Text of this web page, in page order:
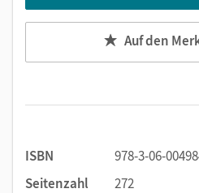
Auf den
ISBN
978-3-06-
Seitenzahl
272